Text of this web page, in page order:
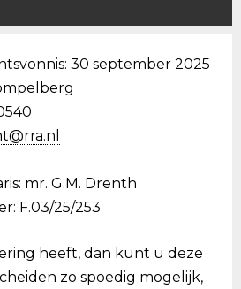
30 september 2025
mr. G.M. Drenth
F.03/25/253
heeft, dan kunt u deze
zo spoedig mogelijk,